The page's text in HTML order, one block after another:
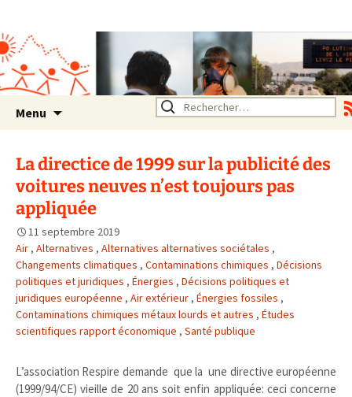
Rhône Alpes
Un environnement sain pour
la santé de tous
Menu Rechercher :
La directice de 1999 sur la publicité des
voitures neuves n’est toujours pas
appliquée
11 septembre 2019
Air , Alternatives , Alternatives alternatives sociétales ,
Changements climatiques , Contaminations chimiques , Décisions
politiques et juridiques , Énergies , Décisions politiques et
juridiques européenne , Air extérieur , Énergies fossiles ,
Contaminations chimiques métaux lourds et autres , Études
scientifiques rapport économique , Santé publique
L’association Respire demande que la une directive européenne
(1999/94/CE) vieille de 20 ans soit enfin appliquée: ceci concerne